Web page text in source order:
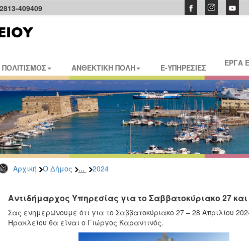
409409
ΠΟΛΙΤΙΣΜΟΣ ΑΝΘΕΚΤΙΚΗ ΠΟΛΗ E-ΥΠΗΡΕΣΙΕΣ ΕΡΓΑ
Αρχική Ο Δήμος ... 2024
Αντιδήμαρχος Υπηρεσίας για το Σαββατοκύριακο 27 και
Σας ενημερώνουμε ότι για το Σαββατοκύριακο 27 – 28 Απριλίου
Ηρακλείου θα είναι ο Γιώργος Καραντινός.